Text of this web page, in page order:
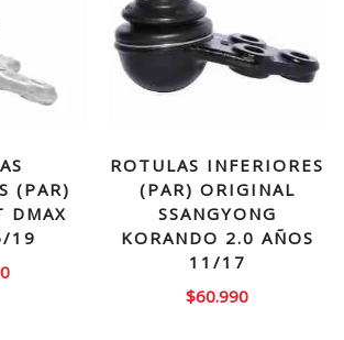
(PAR)
DMAX
19
ROTULAS INFERIORES
(PAR) ORIGINAL
SSANGYONG
KORANDO 2.0 AÑOS
11/17
$60.990